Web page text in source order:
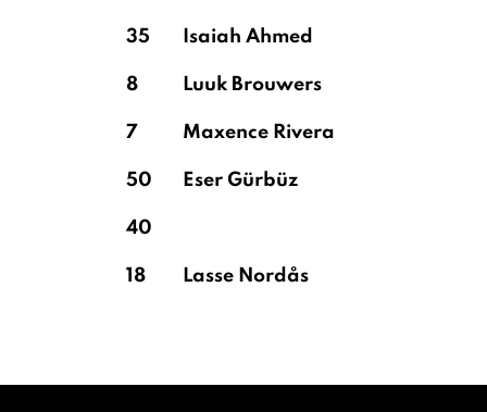
35 Isaiah Ahmed
8 Luuk Brouwers
7 Maxence Rivera
50 Eser Gürbüz
40
18 Lasse Nordås